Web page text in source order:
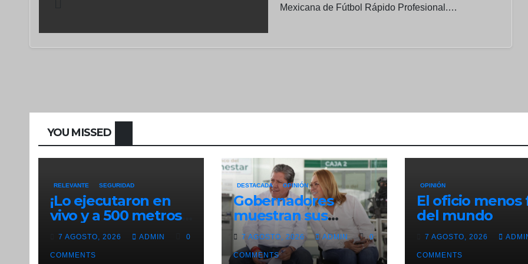
Mexicana de Fútbol Rápido Profesional.…
YOU MISSED
RELEVANTE SEGURIDAD
¡Lo ejecutaron en
vivo y a 500 metros
de fiscalía!
7 AGOSTO, 2026 ADMIN 0
COMMENTS
DESTACADA OPINIÓN
Gobernadores
muestran sus
preferencias
7 AGOSTO, 2026 ADMIN 0
COMMENTS
OPINIÓN
El oficio menos
del mundo
7 AGOSTO, 2026
COMMENTS